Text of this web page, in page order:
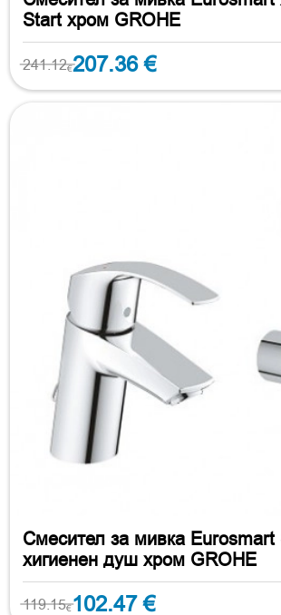
Start хром GROHE
241.12€207.36 €
Смесител за мивка Eurosmart
хигиенен душ хром GROHE
119.15€102.47 €